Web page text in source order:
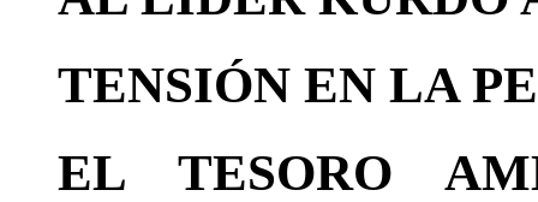
TENSIÓN EN LA
EL TESORO